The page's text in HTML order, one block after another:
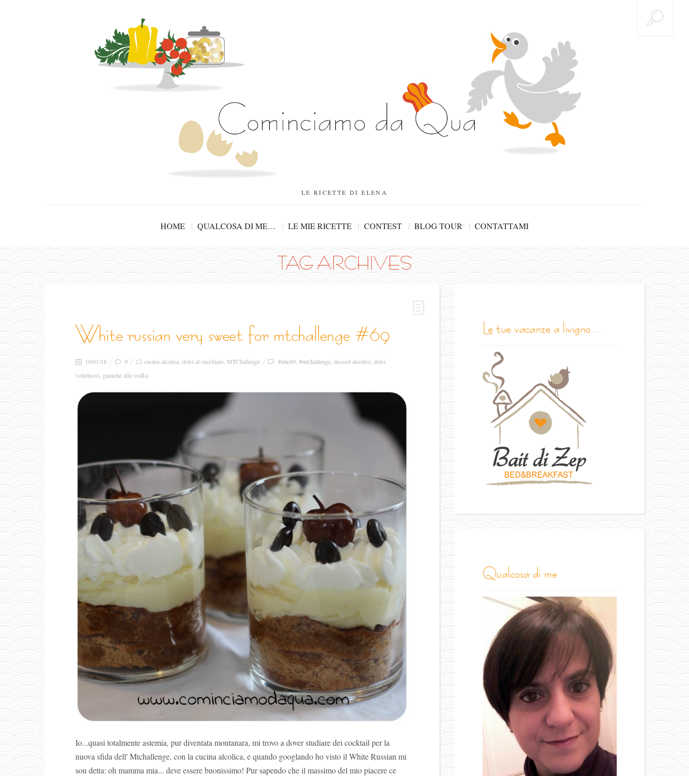
LE RICETTE DI ELENA
HOME QUALCOSA DI ME… LE MIE RICETTE CONTEST BLOG TOUR CONTATTAMI
TAG ARCHIVES
white russian very sweet for mtchallenge #69
10/01/18 9 cucina alcolica dolci al cucchiaio MTChallenge #mtc69 #mtchallenge dessert alcolico dolci
voluttuosi ganache alla vodka
Io...quasi totalmente astemia, pur diventata montanara, mi trovo a dover studiare dei cocktail per la
nuova sfida dell' Mtchallenge, con la cucina alcolica, e quando googlando ho visto il White Russian mi
son detta: oh mamma mia... deve essere buonissimo! Pur sapendo che il massimo del mio piacere ce
le tue vacanze a livigno…
qualcosa di me